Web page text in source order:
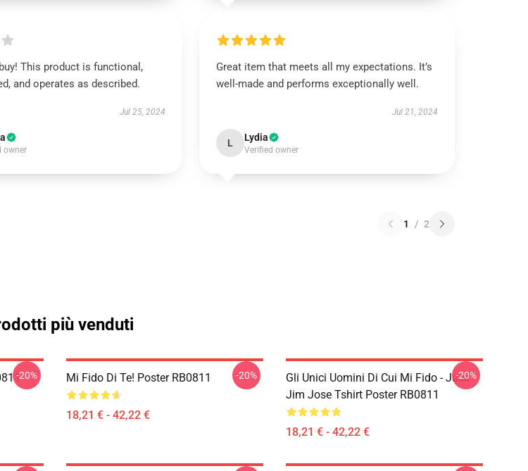
This product is functional,
and operates as described.
Jul 25, 2024
owner
Great item that meets all my expectations. It’s
well-made and performs exceptionally well.
Jul 21, 2024
L Lydia
Verified owner
1 / 2
più venduti
-20% Mi Fido Di Te! Poster RB0811
18,21 € - 42,22 €
-20%
Gli Unici Uomini Di Cui Mi Fido - Jack
Jim Jose Tshirt Poster RB0811
18,21 € - 42,22 €
-20%